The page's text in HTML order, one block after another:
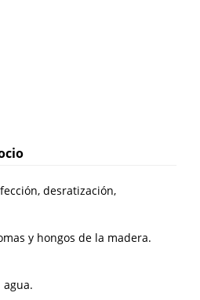
desratización,
y hongos de la madera.